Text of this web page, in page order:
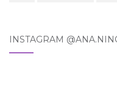
INSTAGRAM